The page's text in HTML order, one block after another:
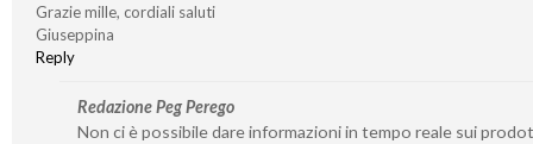
Grazie mille, cordiali saluti
Giuseppina
Reply
Redazione Peg Perego
Non ci è possibile dare informazioni in tempo reale sui